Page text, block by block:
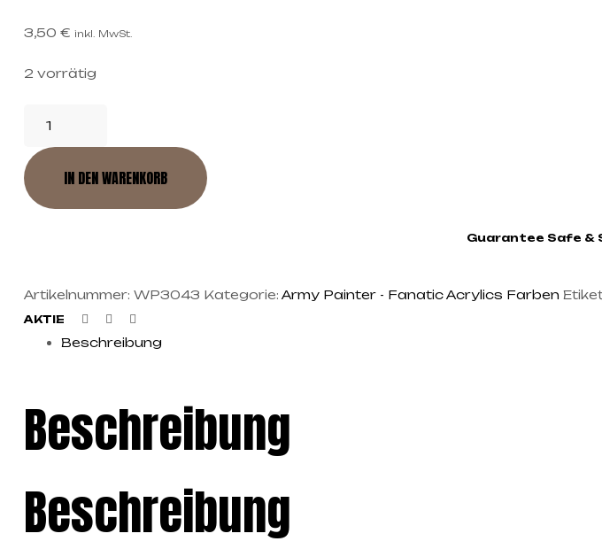
3,50 € inkl. MwSt.
2 vorrätig
IN DEN WARENKORB
Guarantee Safe &
Artikelnummer: WP3043 Kategorie: Army Painter - Fanatic Acrylics Farben
AKTIE Facebook
Twitter
Beschreibung
Beschreibung
Beschreibung